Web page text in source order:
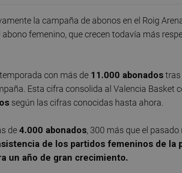
la campaña de abonos en el Roig
femenino, que crecen todavía más
con más de 11.000 abonadostras
Esta cifra consolida al Valencia Basket
según las cifras conocidas hasta ahora.
de4.000 abonados, 300 más que el pasado
de los partidos femeninos de la
un año de gran crecimiento.